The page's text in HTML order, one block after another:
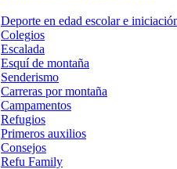
Deporte en edad escolar e
Colegios
Escalada
Esquí de montaña
Senderismo
Carreras por montaña
Campamentos
Refugios
Primeros auxilios
Consejos
Refu Family